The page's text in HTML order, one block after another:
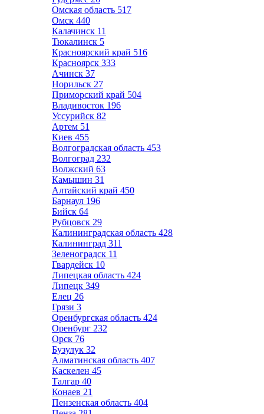
Омская область 517
Омск 440
Калачинск 11
Тюкалинск 5
Красноярский край 516
Красноярск 333
Ачинск 37
Норильск 27
Приморский край 504
Владивосток 196
Уссурийск 82
Артем 51
Киев 455
Волгоградская область 453
Волгоград 232
Волжский 63
Камышин 31
Алтайский край 450
Барнаул 196
Бийск 64
Рубцовск 29
Калининградская область 428
Калининград 311
Зеленоградск 11
Гвардейск 10
Липецкая область 424
Липецк 349
Елец 26
Грязи 3
Оренбургская область 424
Оренбург 232
Орск 76
Бузулук 32
Алматинская область 407
Каскелен 45
Талгар 40
Конаев 21
Пензенская область 404